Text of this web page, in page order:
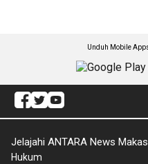
Unduh Mobile
Jelajahi ANTARA News
Hukum